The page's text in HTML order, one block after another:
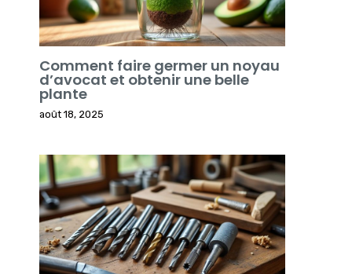
Comment faire germer un noyau
d’avocat et obtenir une belle
plante
août 18, 2025